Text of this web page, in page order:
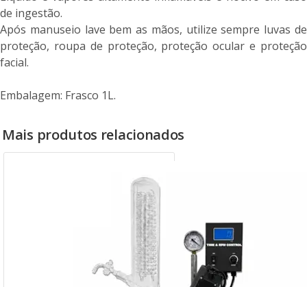
de ingestão.
Após manuseio lave bem as mãos, utilize sempre luvas de
proteção, roupa de proteção, proteção ocular e proteção
facial.
Embalagem: Frasco 1L.
Mais produtos relacionados